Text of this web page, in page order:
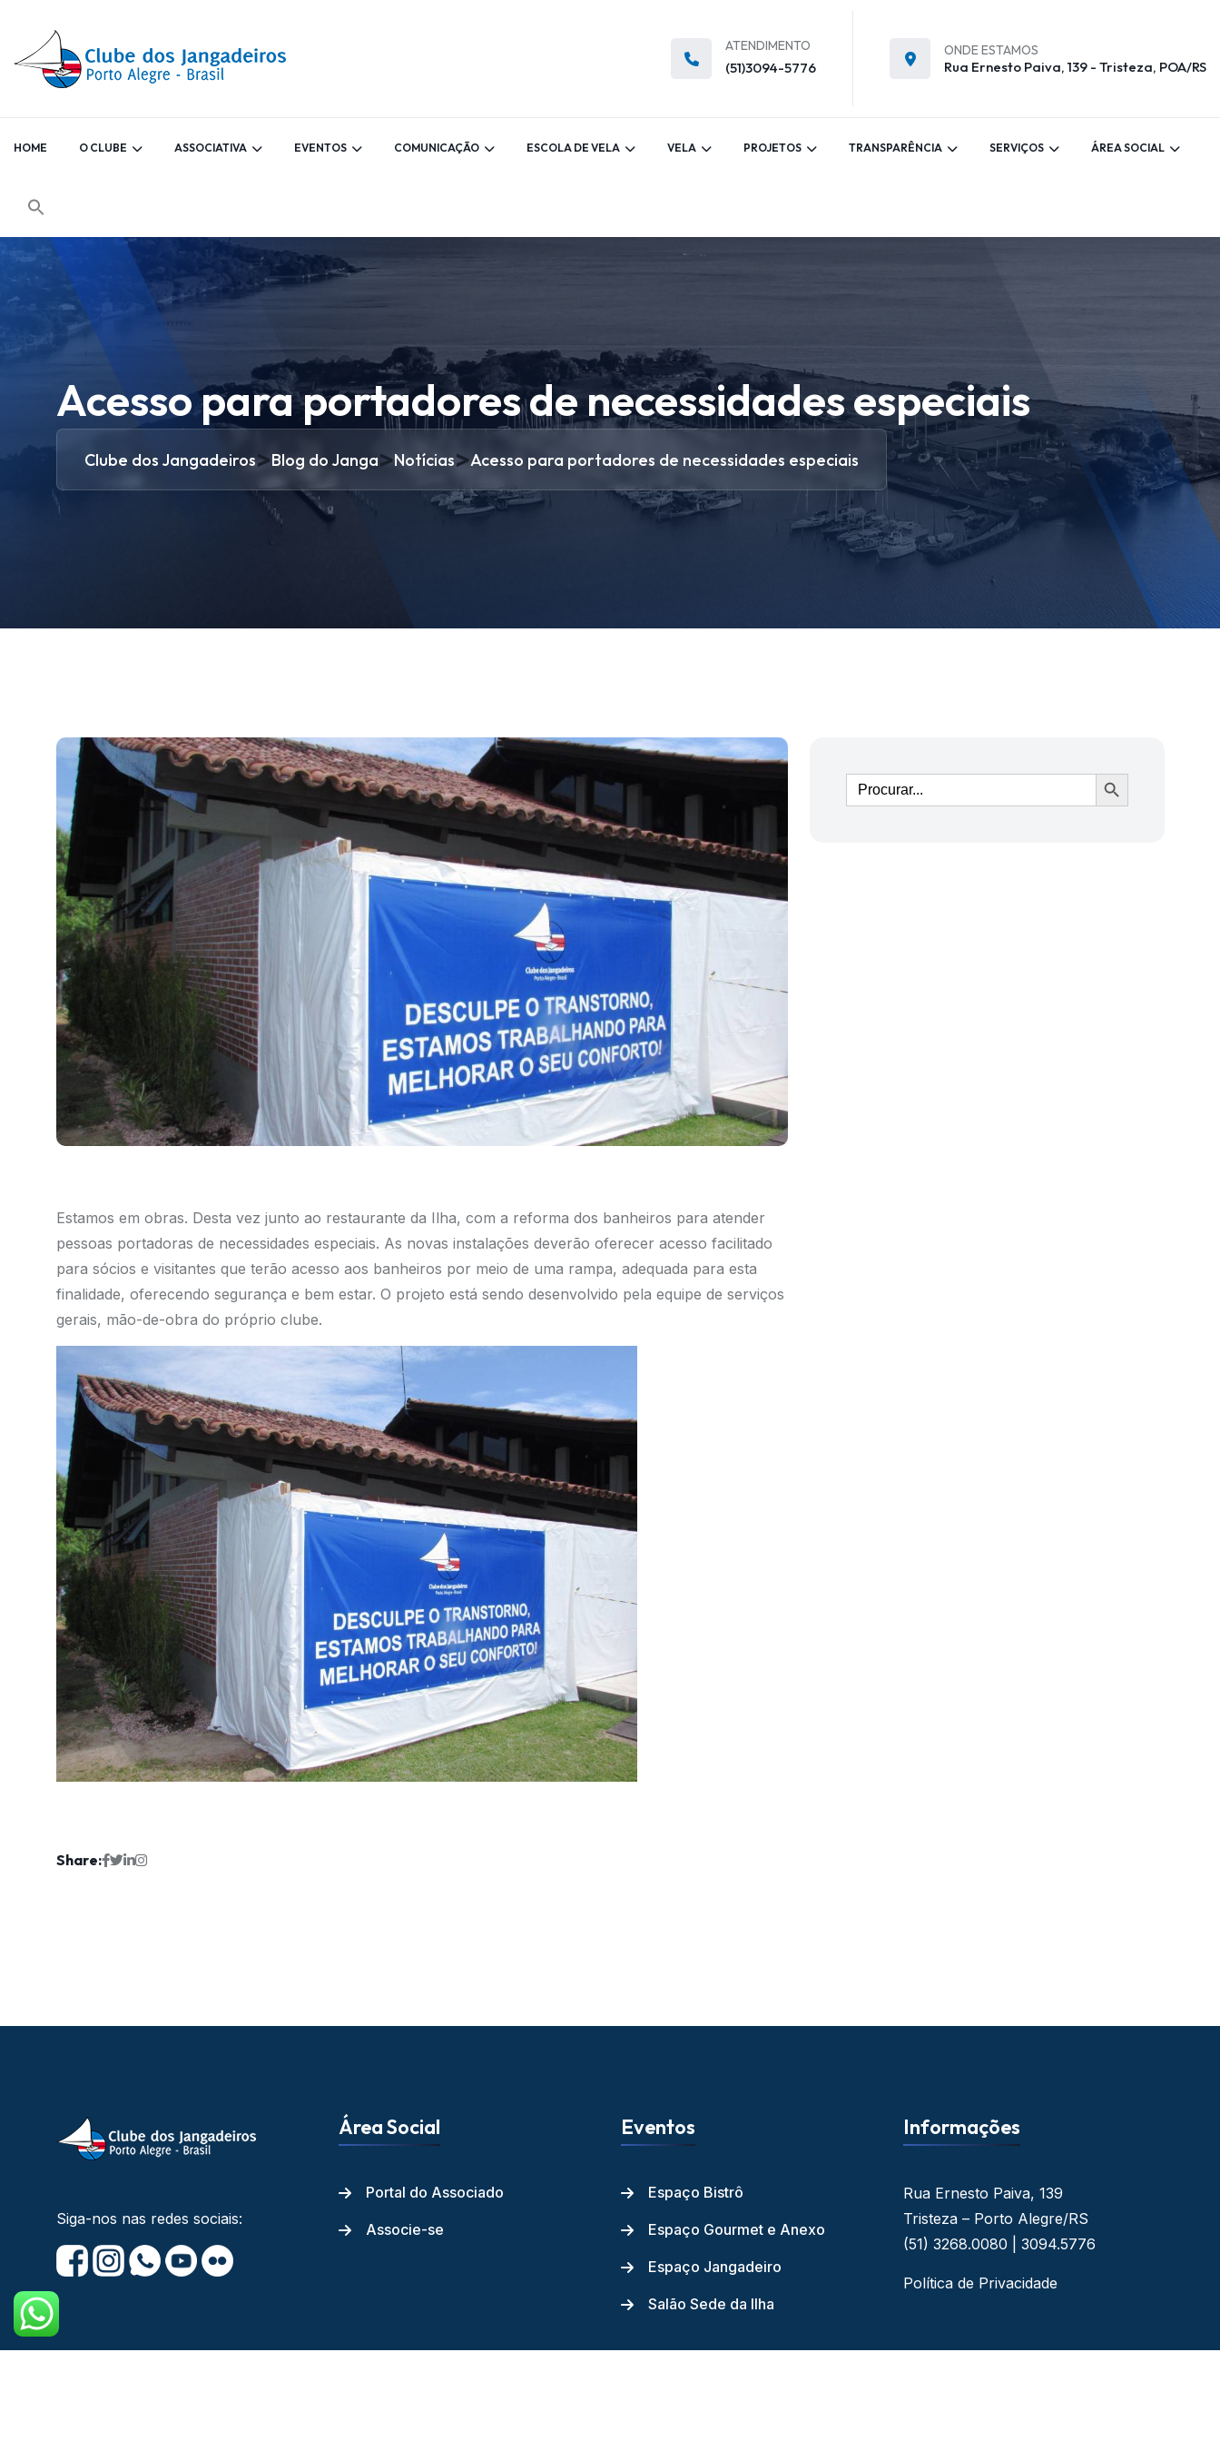
ATENDIMENTO
(51)3094-5776
ONDE ESTAMOS
Rua Ernesto Paiva, 139 - Tristeza, POA/RS
HOME O CLUBE ASSOCIATIVA EVENTOS COMUNICAÇÃO ESCOLA DE VELA VELA PROJETOS TRANSPARÊNCIA SERVIÇOS ÁREA SOCIAL
Acesso para portadores de necessidades especiais
Clube dos Jangadeiros>Blog do Janga>Notícias>Acesso para portadores de necessidades especiais
Estamos em obras. Desta vez junto ao restaurante da Ilha, com a reforma dos banheiros para atender
pessoas portadoras de necessidades especiais. As novas instalações deverão oferecer acesso facilitado
para sócios e visitantes que terão acesso aos banheiros por meio de uma rampa, adequada para esta
finalidade, oferecendo segurança e bem estar. O projeto está sendo desenvolvido pela equipe de serviços
gerais, mão-de-obra do próprio clube.
Share:
Ir
Siga-nos nas redes sociais:
Área Social
Portal do Associado
Associe-se
Eventos
Espaço Bistrô
Espaço Gourmet e Anexo
Espaço Jangadeiro
Salão Sede da Ilha
Informações
Rua Ernesto Paiva, 139
Tristeza – Porto Alegre/RS
(51) 3268.0080 | 3094.5776
Política de Privacidade